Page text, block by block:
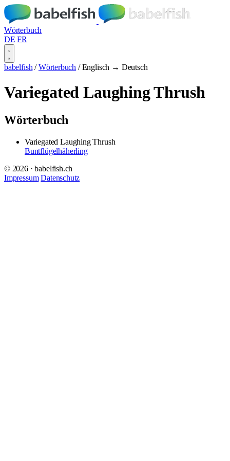
Wörterbuch
DE FR
babelfish / Wörterbuch / Englisch → Deutsch
Variegated Laughing Thrush
Wörterbuch
Variegated Laughing Thrush
Buntflügelhäherling
© 2026 · babelfish.ch
Impressum Datenschutz